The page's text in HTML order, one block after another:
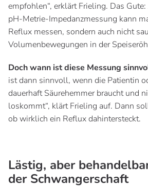
empfohlen“, erklärt Frieling. Das
pH-Metrie-Impedanzmessung kann
Reflux messen, sondern auch nicht
Volumenbewegungen in der
Doch wann ist diese Messung
ist dann sinnvoll, wenn die Patientin
dauerhaft Säurehemmer braucht und
loskommt“, klärt Frieling auf. Dann
ob wirklich ein Reflux dahintersteckt.
Lästig, aber
der Schwangerschaft